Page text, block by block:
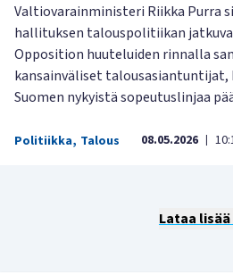
Valtiovarainministeri Riikka Purra
hallituksen talouspolitiikan
Opposition huuteluiden rinnalla
kansainväliset talousasiantuntijat,
Suomen nykyistä sopeutuslinjaa
Politiikka, Talous 08.05.2026 |
Lataa lisää